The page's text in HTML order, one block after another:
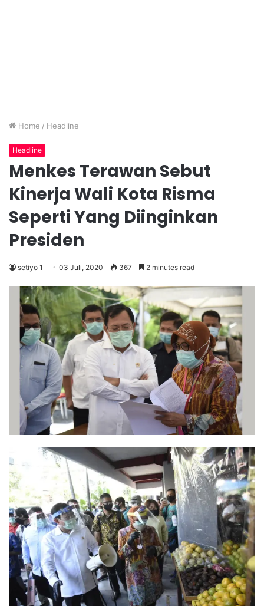
Home / Headline
Headline
Menkes Terawan Sebut
Kinerja Wali Kota Risma
Seperti Yang Diinginkan
Presiden
setiyo 1 03 Juli, 2020 367 2 minutes read